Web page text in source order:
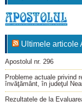
Ultimele articole
Apostolul nr. 296
Probleme actuale privind
învăţământ, în judeţul
Rezultatele de la